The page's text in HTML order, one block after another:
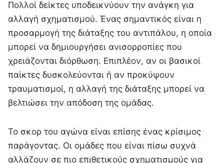
Πολλοί δείκτες υποδεικνύουν την ανάγκη για
αλλαγή σχηματισμού. Ένας σημαντικός είναι η
προσαρμογή της διάταξης του αντιπάλου, η οποία
μπορεί να δημιουργήσει ανισορροπίες που
χρειάζονται διόρθωση. Επιπλέον, αν οι βασικοί
παίκτες δυσκολεύονται ή αν προκύψουν
τραυματισμοί, η αλλαγή της διάταξης μπορεί να
βελτιώσει την απόδοση της ομάδας.
Το σκορ του αγώνα είναι επίσης ένας κρίσιμος
παράγοντας. Οι ομάδες που είναι πίσω συχνά
αλλάζουν σε πιο επιθετικούς σχηματισμούς για